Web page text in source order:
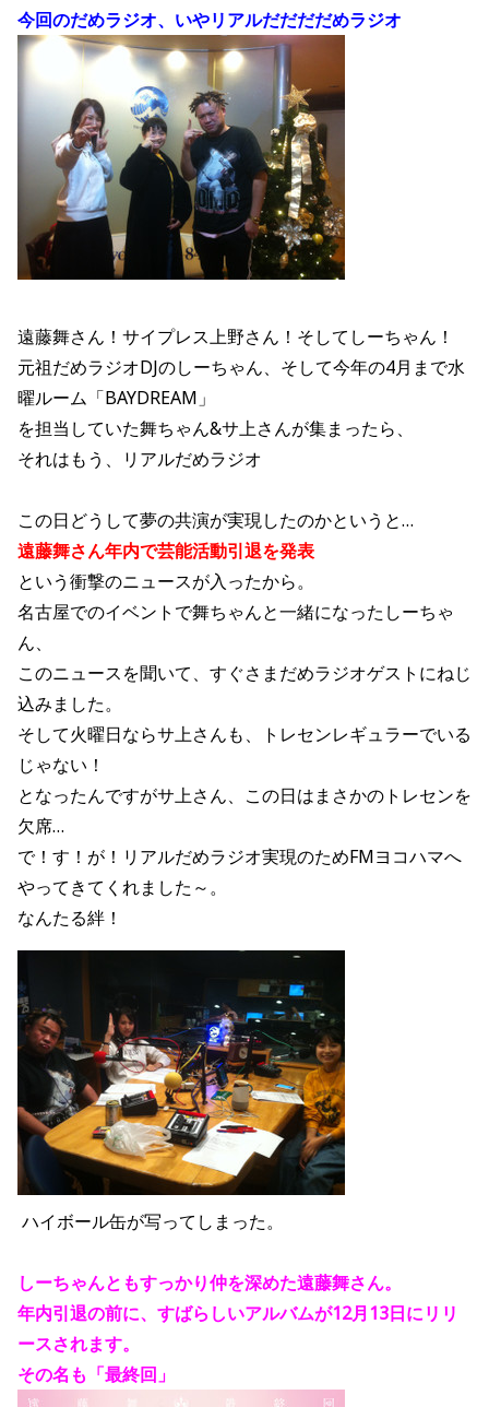
今回のだめラジオ、いやリアルだだだだめラジオ
遠藤舞さん！サイプレス上野さん！そしてしーちゃん！
元祖だめラジオDJのしーちゃん、そして今年の4月まで水
曜ルーム「BAYDREAM」
を担当していた舞ちゃん&サ上さんが集まったら、
それはもう、リアルだめラジオ
この日どうして夢の共演が実現したのかというと…
遠藤舞さん年内で芸能活動引退を発表
という衝撃のニュースが入ったから。
名古屋でのイベントで舞ちゃんと一緒になったしーちゃ
ん、
このニュースを聞いて、すぐさまだめラジオゲストにねじ
込みました。
そして火曜日ならサ上さんも、トレセンレギュラーでいる
じゃない！
となったんですがサ上さん、この日はまさかのトレセンを
欠席…
で！す！が！リアルだめラジオ実現のためFMヨコハマへ
やってきてくれました～。
なんたる絆！
ハイボール缶が写ってしまった。
しーちゃんともすっかり仲を深めた遠藤舞さん。
年内引退の前に、すばらしいアルバムが12月13日にリリ
ースされます。
その名も「最終回」